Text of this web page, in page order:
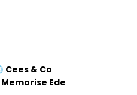
Cees & Co
Memorise Ede